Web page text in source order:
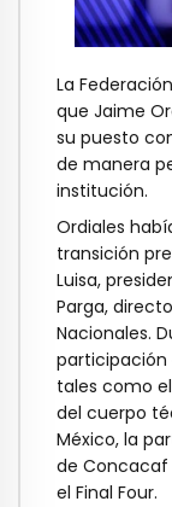
La
que Jaime
su puesto
de manera
institución.
Ordiales
transición
Luisa,
Parga,
Nacionales.
participación
tales como
del cuerpo
México, la
de Concacaf
el Final Four.